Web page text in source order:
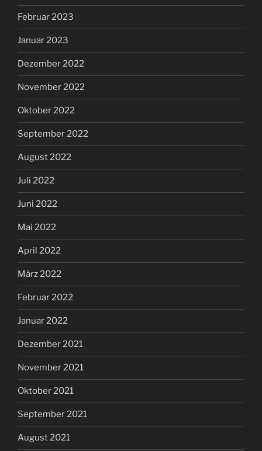
Februar 2023
Januar 2023
Dezember 2022
November 2022
Oktober 2022
September 2022
August 2022
Juli 2022
Juni 2022
Mai 2022
April 2022
März 2022
Februar 2022
Januar 2022
Dezember 2021
November 2021
Oktober 2021
September 2021
August 2021